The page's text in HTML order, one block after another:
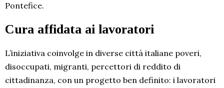
Pontefice.
Cura affidata ai lavoratori
L’iniziativa coinvolge in diverse città italiane poveri,
disoccupati, migranti, percettori di reddito di
cittadinanza, con un progetto ben definito: i lavoratori